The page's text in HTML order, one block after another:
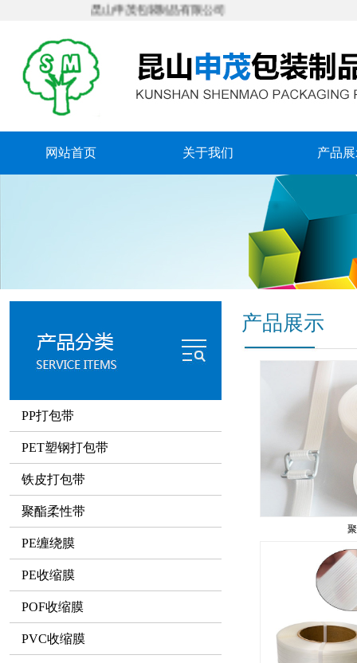
昆山申茂包装制品有限公司
网站首页 关于我们 产品
PP打包带
PET塑钢打包带
铁皮打包带
聚酯柔性带
PE缠绕膜
PE收缩膜
POF收缩膜
PVC收缩膜
产品展示